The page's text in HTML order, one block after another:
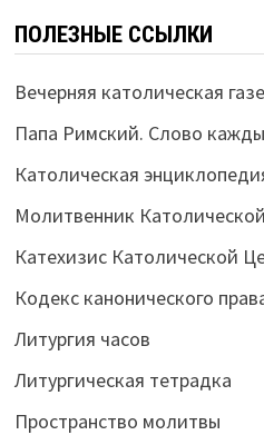
ПОЛЕЗНЫЕ ССЫЛКИ
Вечерняя католическая
Папа Римский. Слово
Католическая
Молитвенник
Катехизис Католической
Кодекс канонического
Литургия часов
Литургическая тетрадка
Пространство молитвы